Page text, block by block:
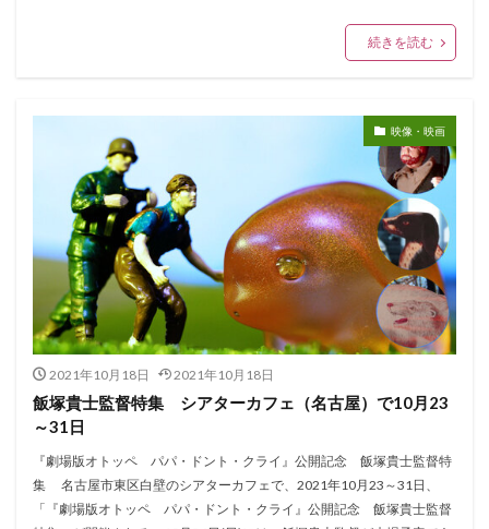
続きを読む
映像・映画
2021年10月18日 2021年10月18日
飯塚貴士監督特集 シアターカフェ（名古屋）で10月23
～31日
『劇場版オトッペ パパ・ドント・クライ』公開記念 飯塚貴士監督特
集 名古屋市東区白壁のシアターカフェで、2021年10月23～31日、
「『劇場版オトッペ パパ・ドント・クライ』公開記念 飯塚貴士監督